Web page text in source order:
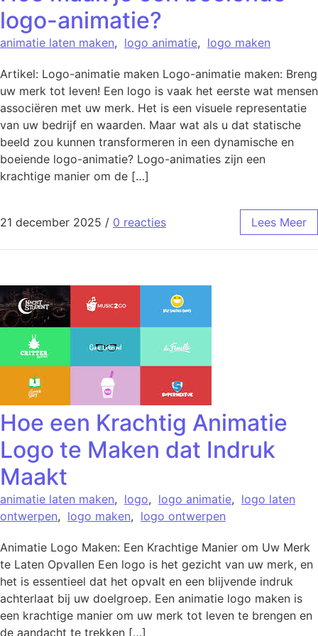
logo-animatie?
animatie laten maken, logo animatie, logo maken
Artikel: Logo-animatie maken Logo-animatie maken: Breng
uw merk tot leven! Een logo is vaak het eerste wat mensen
associëren met uw merk. Het is een visuele representatie
van uw bedrijf en waarden. Maar wat als u dat statische
beeld zou kunnen transformeren in een dynamische en
boeiende logo-animatie? Logo-animaties zijn een
krachtige manier om de […]
21 december 2025 / 0 reacties Lees Meer
Hoe een Krachtig Animatie
Logo te Maken dat Indruk
Maakt
animatie laten maken, logo, logo animatie, logo laten
ontwerpen, logo maken, logo ontwerpen
Animatie Logo Maken: Een Krachtige Manier om Uw Merk
te Laten Opvallen Een logo is het gezicht van uw merk, en
het is essentieel dat het opvalt en een blijvende indruk
achterlaat bij uw doelgroep. Een animatie logo maken is
een krachtige manier om uw merk tot leven te brengen en
de aandacht te trekken […]